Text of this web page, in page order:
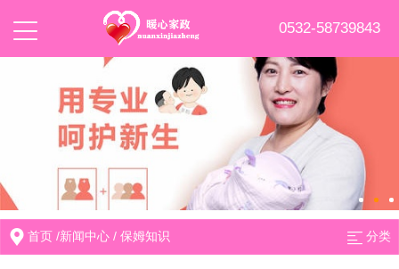
0532-58739843
首页 /新闻中心 /保姆知识 分类